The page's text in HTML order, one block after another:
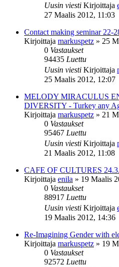
Uusin viesti Kirjoittaja
27 Maalis 2012, 11:03
Contact making seminar 22-
Kirjoittaja markuspetz » 25
0 Vastaukset
94435 Luettu
Uusin viesti Kirjoittaja
25 Maalis 2012, 12:07
MELODY MIRACULUS
DIVERSITY - Turkey any
Kirjoittaja markuspetz » 21
0 Vastaukset
95467 Luettu
Uusin viesti Kirjoittaja
21 Maalis 2012, 11:08
CAFE OF CULTURES 24.3.
Kirjoittaja enila » 19 Maalis
0 Vastaukset
88917 Luettu
Uusin viesti Kirjoittaja
19 Maalis 2012, 14:36
Re-Imagining Gender with
Kirjoittaja markuspetz » 19
0 Vastaukset
92572 Luettu